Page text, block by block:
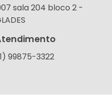
sala 204 bloco 2 -
99875-3322